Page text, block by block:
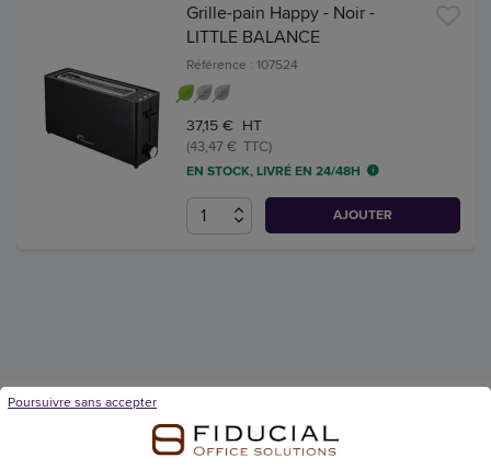
Grille-pain Happy - Noir -
LITTLE BALANCE
Référence : 107524
37,15 € HT
(43,47 € TTC)
EN STOCK, LIVRÉ EN 24/48H
AJOUTER
Fiducial Office Solutions en Europe
Poursuivre sans accepter